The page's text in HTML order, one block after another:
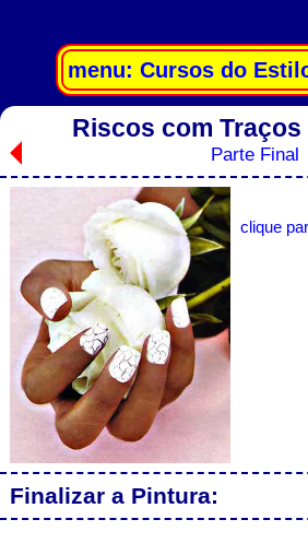
Riscos com
Parte Final
clique
Finalizar a Pintura: